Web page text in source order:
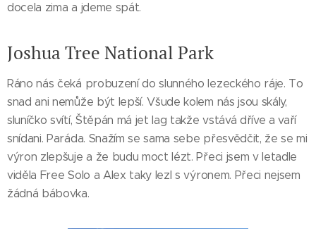
docela zima a jdeme spát.
Joshua Tree National Park
Ráno nás čeká probuzení do slunného lezeckého ráje. To
snad ani nemůže být lepší. Všude kolem nás jsou skály,
sluníčko svítí, Štěpán má jet lag takže vstává dříve a vaří
snídani. Paráda. Snažím se sama sebe přesvědčit, že se mi
výron zlepšuje a že budu moct lézt. Přeci jsem v letadle
viděla Free Solo a Alex taky lezl s výronem. Přeci nejsem
žádná bábovka.